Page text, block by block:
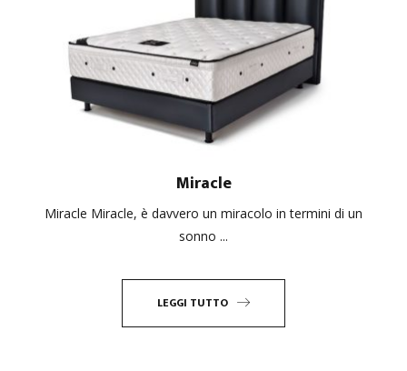
Miracle
Miracle Miracle, è davvero un miracolo in termini di un
sonno ...
LEGGI TUTTO